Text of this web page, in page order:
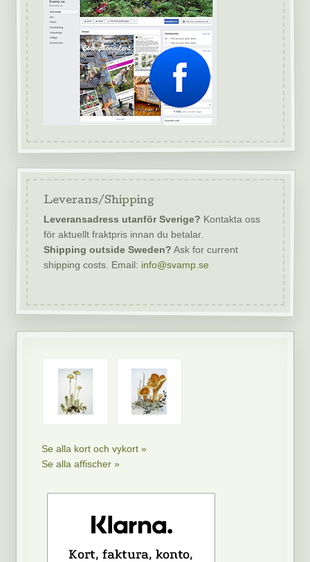
Leverans/Shipping
Leveransadress utanför Sverige? Kontakta oss
för aktuellt fraktpris innan du betalar.
Shipping outside Sweden? Ask for current
shipping costs. Email: info@svamp.se
Se alla kort och vykort »
Se alla affischer »